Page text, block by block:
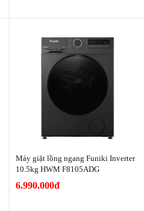
Máy giặt lồng ngang Funiki Inverter
10.5kg HWM F8105ADG
6.990.000đ